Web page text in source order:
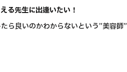
る先生に出逢いたい！
良いのかわからないという”美容師”